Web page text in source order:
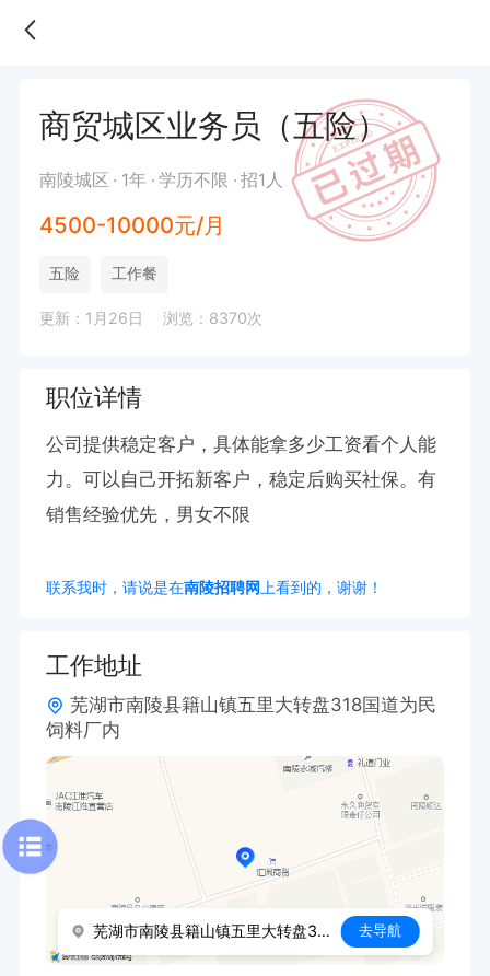
商贸城区业务员（五险）
南陵城区 1年 学历不限 招1人
4500-10000元/月
五险 工作餐
更新：1月26日 浏览：8370次
职位详情
公司提供稳定客户，具体能拿多少工资看个人能
力。可以自己开拓新客户，稳定后购买社保。有
销售经验优先，男女不限
联系我时，请说是在南陵招聘网 上看到的，谢谢！
工作地址
芜湖市南陵县籍山镇五里大转盘318国道为民
饲料厂内
芜湖市南陵县籍山镇五里大转盘318国道为民饲料厂内 去导航